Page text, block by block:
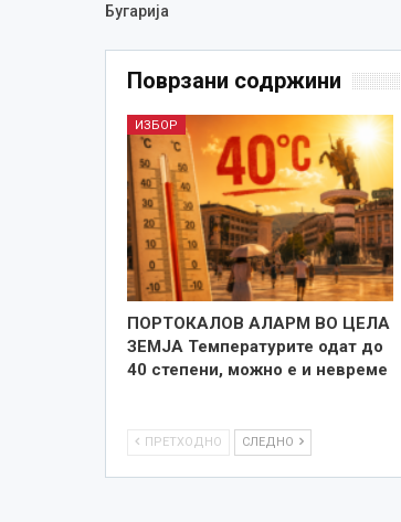
Бугарија
Поврзани содржини
ИЗБОР
ПОРТОКАЛОВ АЛАРМ ВО ЦЕЛА
ЗЕМЈА Температурите одат до
40 степени, можно е и невреме
ПРЕТХОДНО СЛЕДНО